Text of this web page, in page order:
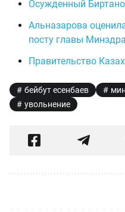
Осужденный
Альназарова
посту главы
Правительство
бейбут есенбаев
увольнение